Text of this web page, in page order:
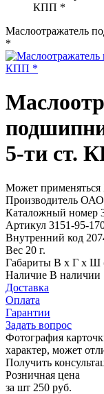
КПП *
Маслоотражатель
*
5-ти ст.
Может применяться
Производитель ОАО
Каталожный номер
Артикул 3151-95-
Внутренний код
Вес 20 г.
Габариты В х Г х Ш
Наличие В наличии
Доставка
Оплата
Гарантии
Задать вопрос
Фотография
характер, может
Получить
Розничная цена
за шт 250 руб.